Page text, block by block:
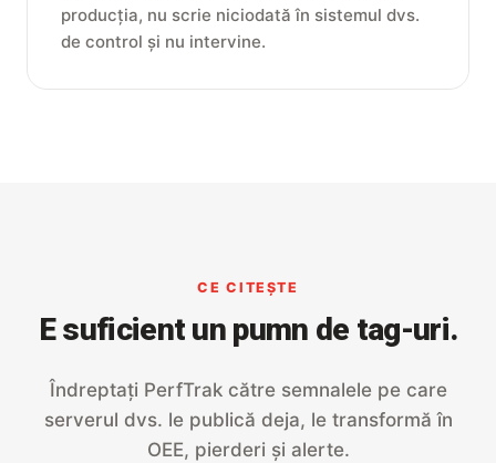
producția, nu scrie niciodată în sistemul dvs.
de control și nu intervine.
CE CITEȘTE
E suficient un pumn de tag-uri.
Îndreptați PerfTrak către semnalele pe care
serverul dvs. le publică deja, le transformă în
OEE, pierderi și alerte.